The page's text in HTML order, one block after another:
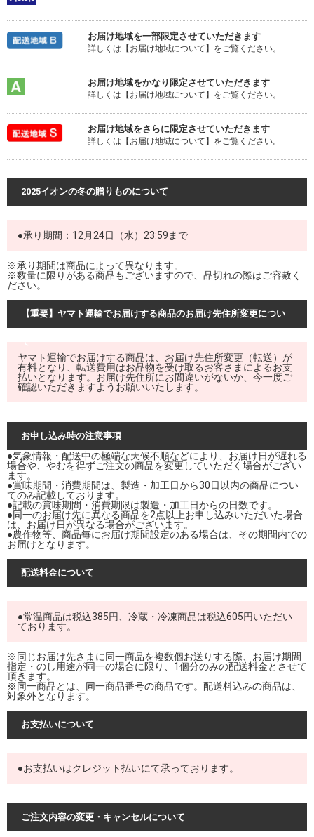
お届け地域を一部限定させていただきます
詳しくは【お届け地域について】をご覧ください。
お届け地域をかなり限定させていただきます
詳しくは【お届け地域について】をご覧ください。
お届け地域をさらに限定させていただきます
詳しくは【お届け地域について】をご覧ください。
2025イオンの冬の贈りものについて
●承り期間：12月24日（水）23:59まで
※承り期間は商品によって異なります。
※数量に限りがある商品もございますので、品切れの際はご容赦く
ださい。
【重要】ヤマト運輸でお届けする商品のお届け先住所変更につい
ヤマト運輸でお届けする商品は、お届け先住所変更（転送）が
有料となり、転送費用はお品物を受け取るお客さまによるお支
払いとなります。お届け先住所にお間違いがないか、今一度ご
確認いただきますようお願いいたします。
お申し込み時の注意事項
●気象情報・配送中の極端な天候不順などにより、お届け日が遅れる
場合や、やむを得ずご注文の商品を変更していただく場合がござい
ます。
●賞味期間・消費期間は、製造・加工日から30日以内の商品につい
てのみ記載しております。
●記載の賞味期間・消費期限は製造・加工日からの日数です。
●同一のお届け先に異なる商品を2点以上お申し込みいただいた場合
は、お届け日が異なる場合がございます。
●農作物等、商品毎にお届け期間設定のある場合は、その期間内での
お届けとなります。
配送料金について
●常温商品は税込385円、冷蔵・冷凍商品は税込605円いただい
ております。
※同じお届け先さまに同一商品を複数個お送りする際、お届け期間
指定・のし用途が同一の場合に限り、1個分のみの配送料金とさせて
頂きます。
※同一商品とは、同一商品番号の商品です。配送料込みの商品は、
対象外となります。
お支払いについて
●お支払いはクレジット払いにて承っております。
ご注文内容の変更・キャンセルについて